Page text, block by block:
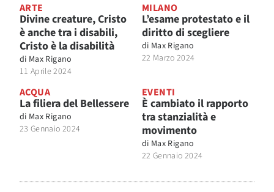
ARTE
Divine creature, Cristo
è anche tra i disabili,
Cristo è la disabilità
di Max Rigano
11 Aprile 2024
MILANO
L’esame protestato e il
diritto di scegliere
di Max Rigano
22 Marzo 2024
ACQUA
La filiera del Bellessere
di Max Rigano
23 Gennaio 2024
EVENTI
È cambiato il rapporto
tra stanzialità e
movimento
di Max Rigano
22 Gennaio 2024